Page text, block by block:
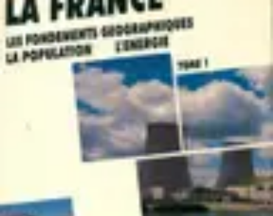
Atlas Géographique
Tendances
Perception et UtilisationGuide d'achatÉducation et
ApprentissageAtlas Thématiques
Atlas Géographique